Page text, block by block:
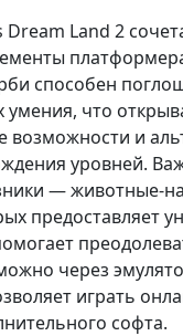
Dream Land 2
способен
умения, что
возможности и
уровней.
— животные-
предоставляет
через
играть
софта.